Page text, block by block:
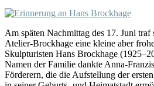
Am späten Nachmittag des 17. Juni
Atelier-Brockhage eine kleine aber
Skulpturisten Hans Brockhage
Namen der Familie dankte Anna-
Förderern, die die Aufstellung der